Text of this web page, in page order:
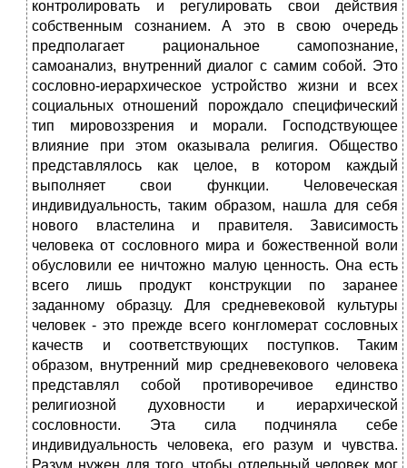
контролировать и регулировать свои действия
собственным сознанием. А это в свою очередь
предполагает рациональное самопознание,
самоанализ, внутренний диалог с самим собой. Это
сословно-иерархическое устройство жизни и всех
социальных отношений порождало специфический
тип мировоззрения и морали. Господствующее
влияние при этом оказывала религия. Общество
представлялось как целое, в котором каждый
выполняет свои функции. Человеческая
индивидуальность, таким образом, нашла для себя
нового властелина и правителя. Зависимость
человека от сословного мира и божественной воли
обусловили ее ничтожно малую ценность. Она есть
всего лишь продукт конструкции по заранее
заданному образцу. Для средневековой культуры
человек - это прежде всего конгломерат сословных
качеств и соответствующих поступков. Таким
образом, внутренний мир средневекового человека
представлял собой противоречивое единство
религиозной духовности и иерархической
сословности. Эта сила подчиняла себе
индивидуальность человека, его разум и чувства.